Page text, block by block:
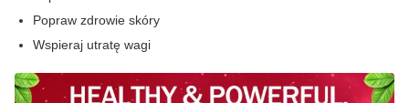
Popraw zdrowie skóry
Wspieraj utratę wagi